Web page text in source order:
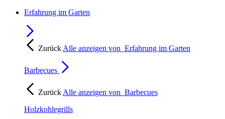
Erfahrung im Garten
Zurück Alle anzeigen von Erfahrung im Garten
Barbecues
Zurück Alle anzeigen von Barbecues
Holzkohlegrills